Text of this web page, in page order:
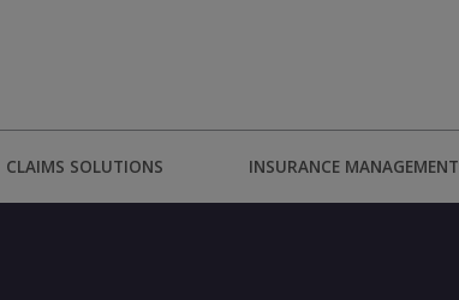
CLAIMS SOLUTIONS INSURANCE MANAGEMENT